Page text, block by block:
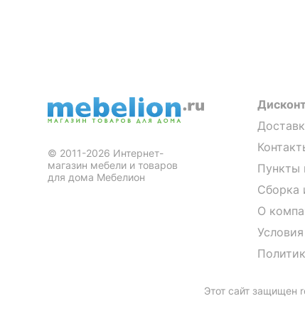
© 2011-2026 Интернет-
магазин мебели и товаров
для дома Мебелион
Пункты
Сборка
О
Этот сайт защищен